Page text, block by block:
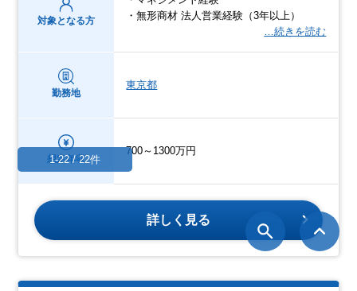
対象となる方
・無形商材 法人営業経験（3年以上）
…続きを読む
勤務地
東京都
想定年収
700～1300万円
詳しく見る
1-22 / 22件